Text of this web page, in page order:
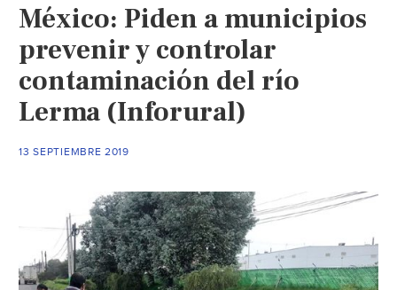
México: Piden a municipios
prevenir y controlar
contaminación del río
Lerma (Inforural)
13 SEPTIEMBRE 2019